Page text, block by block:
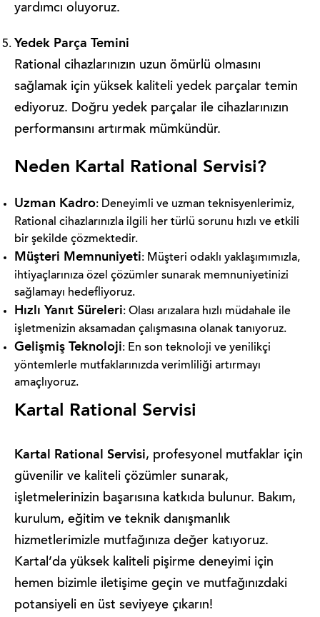
yardımcı oluyoruz.
Yedek Parça Temini
Rational cihazlarınızın uzun ömürlü olmasını
sağlamak için yüksek kaliteli yedek parçalar temin
ediyoruz. Doğru yedek parçalar ile cihazlarınızın
performansını artırmak mümkündür.
Neden Kartal Rational Servisi?
Uzman Kadro: Deneyimli ve uzman teknisyenlerimiz,
Rational cihazlarınızla ilgili her türlü sorunu hızlı ve etkili
bir şekilde çözmektedir.
Müşteri Memnuniyeti: Müşteri odaklı yaklaşımımızla,
ihtiyaçlarınıza özel çözümler sunarak memnuniyetinizi
sağlamayı hedefliyoruz.
Hızlı Yanıt Süreleri: Olası arızalara hızlı müdahale ile
işletmenizin aksamadan çalışmasına olanak tanıyoruz.
Gelişmiş Teknoloji: En son teknoloji ve yenilikçi
yöntemlerle mutfaklarınızda verimliliği artırmayı
amaçlıyoruz.
Kartal Rational Servisi
Kartal Rational Servisi, profesyonel mutfaklar için
güvenilir ve kaliteli çözümler sunarak,
işletmelerinizin başarısına katkıda bulunur. Bakım,
kurulum, eğitim ve teknik danışmanlık
hizmetlerimizle mutfağınıza değer katıyoruz.
Kartal’da yüksek kaliteli pişirme deneyimi için
hemen bizimle iletişime geçin ve mutfağınızdaki
potansiyeli en üst seviyeye çıkarın!